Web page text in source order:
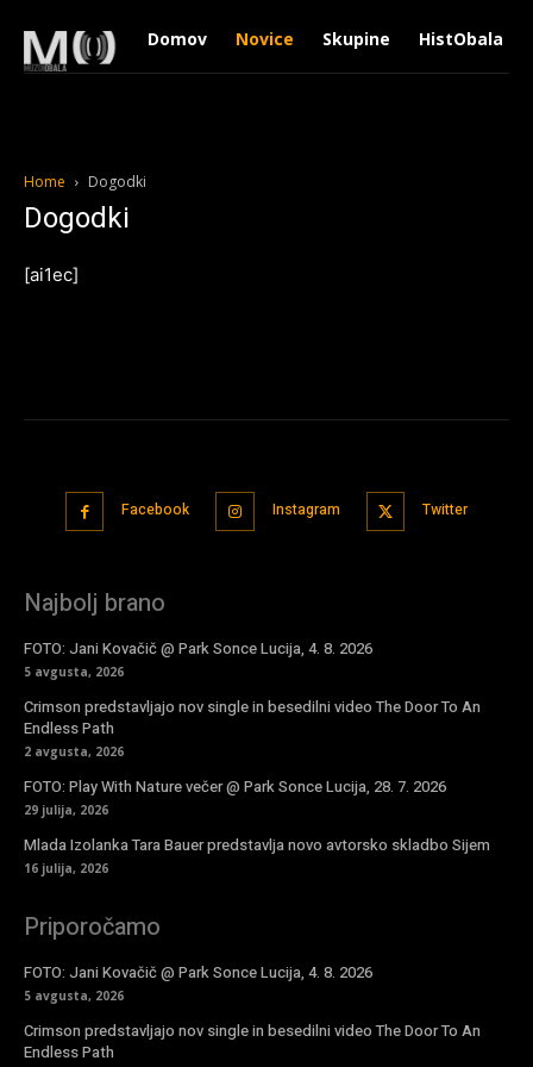
Domov Novice Skupine HistObala
Home Dogodki
Dogodki
[ai1ec]
Facebook Instagram Twitter
Najbolj brano
FOTO: Jani Kovačič @ Park Sonce Lucija, 4. 8. 2026
5 avgusta, 2026
Crimson predstavljajo nov single in besedilni video The Door To An
Endless Path
2 avgusta, 2026
FOTO: Play With Nature večer @ Park Sonce Lucija, 28. 7. 2026
29 julija, 2026
Mlada Izolanka Tara Bauer predstavlja novo avtorsko skladbo Sijem
16 julija, 2026
Priporočamo
FOTO: Jani Kovačič @ Park Sonce Lucija, 4. 8. 2026
5 avgusta, 2026
Crimson predstavljajo nov single in besedilni video The Door To An
Endless Path